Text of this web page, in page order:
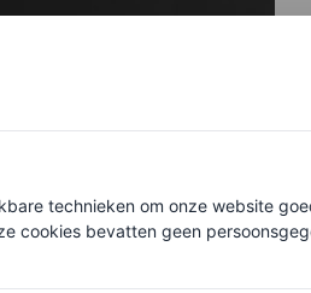
technieken om onze website
cookies bevatten geen